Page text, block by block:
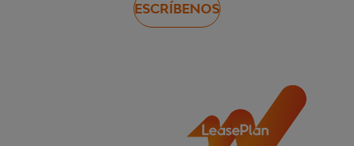
ESCRÍBENOS